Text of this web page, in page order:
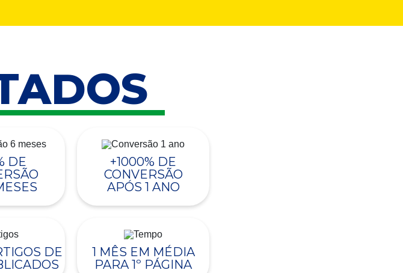
DE
+1000% DE
CONVERSÃO
APÓS 1 ANO
DE
1 MÊS EM MÉDIA
PARA 1º PÁGINA